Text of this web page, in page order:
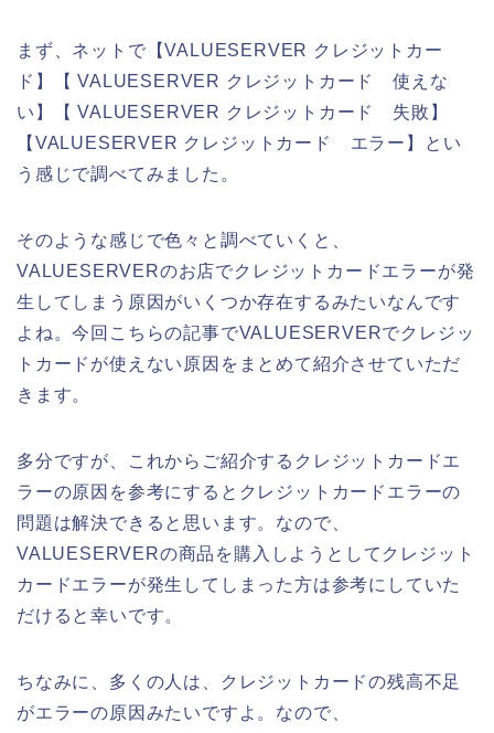
まず、ネットで【VALUESERVER クレジットカー
ド】【 VALUESERVER クレジットカード 使えな
い】【 VALUESERVER クレジットカード 失敗】
【VALUESERVER クレジットカード エラー】とい
う感じで調べてみました。
そのような感じで色々と調べていくと、
VALUESERVERのお店でクレジットカードエラーが発
生してしまう原因がいくつか存在するみたいなんです
よね。今回こちらの記事でVALUESERVERでクレジッ
トカードが使えない原因をまとめて紹介させていただ
きます。
多分ですが、これからご紹介するクレジットカードエ
ラーの原因を参考にするとクレジットカードエラーの
問題は解決できると思います。なので、
VALUESERVERの商品を購入しようとしてクレジット
カードエラーが発生してしまった方は参考にしていた
だけると幸いです。
ちなみに、多くの人は、クレジットカードの残高不足
がエラーの原因みたいですよ。なので、